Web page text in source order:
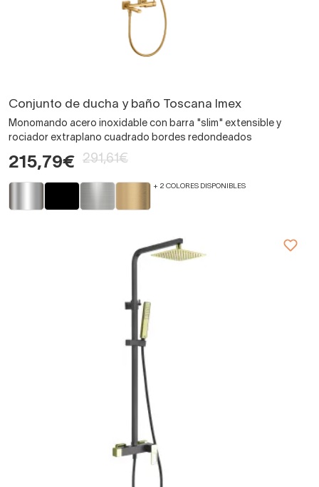
Conjunto de ducha y baño Toscana Imex
Monomando acero inoxidable con barra "slim" extensible y
rociador extraplano cuadrado bordes redondeados
215,79€ 291,61€
+ 2 COLORES DISPONIBLES